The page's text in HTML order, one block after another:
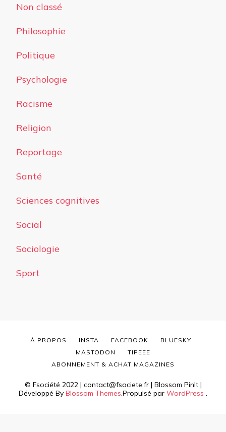
Non classé
Philosophie
Politique
Psychologie
Racisme
Religion
Reportage
Santé
Sciences cognitives
Social
Sociologie
Sport
© Fsociété 2022 | contact@fsociete.fr | Blossom PinIt |
Développé By Blossom Themes.Propulsé par WordPress .
À PROPOS INSTA FACEBOOK
BLUESKY
MASTODON
TIPEEE
ABONNEMENT & ACHAT MAGAZINES